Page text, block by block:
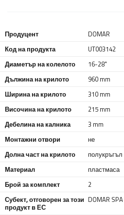
Продуцент
DOMAR
Код на продукта
UT003142
Диаметър на колелото
16-28"
Дължина на крилото
960 mm
Ширина на крилото
310 mm
Височина на крилото
215 mm
Дебелина на калника
3 mm
Монтажни отвори
не
Долна част на крилото
полукръгъл
Материал
пластмаса
Брой за комплект
2
Субект, отговорен за този
продукт в ЕС
DOMAR SPA